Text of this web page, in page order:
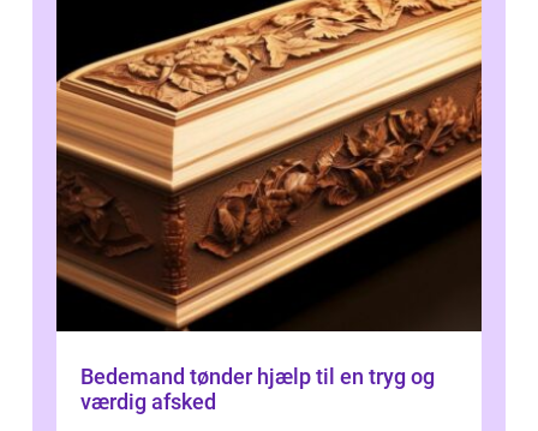
Bedemand tønder hjælp til en tryg og
værdig afsked